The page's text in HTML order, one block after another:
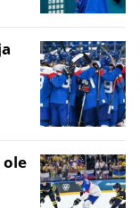
ole